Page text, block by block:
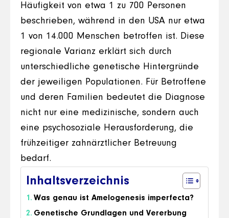
Häufigkeit von etwa 1 zu 700 Personen
beschrieben, während in den USA nur etwa
1 von 14.000 Menschen betroffen ist. Diese
regionale Varianz erklärt sich durch
unterschiedliche genetische Hintergründe
der jeweiligen Populationen. Für Betroffene
und deren Familien bedeutet die Diagnose
nicht nur eine medizinische, sondern auch
eine psychosoziale Herausforderung, die
frühzeitiger zahnärztlicher Betreuung
bedarf.
Inhaltsverzeichnis
Was genau ist Amelogenesis imperfecta?
Genetische Grundlagen und Vererbung